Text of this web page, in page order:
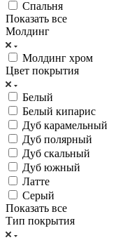
Спальня
Показать все
Молдинг
Молдинг хром
Цвет покрытия
Белый
Белый кипарис
Дуб карамельный
Дуб полярный
Дуб скальный
Дуб южный
Латте
Серый
Показать все
Тип покрытия